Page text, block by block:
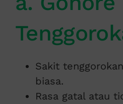
Sakit
biasa.
Rasa gatal atau